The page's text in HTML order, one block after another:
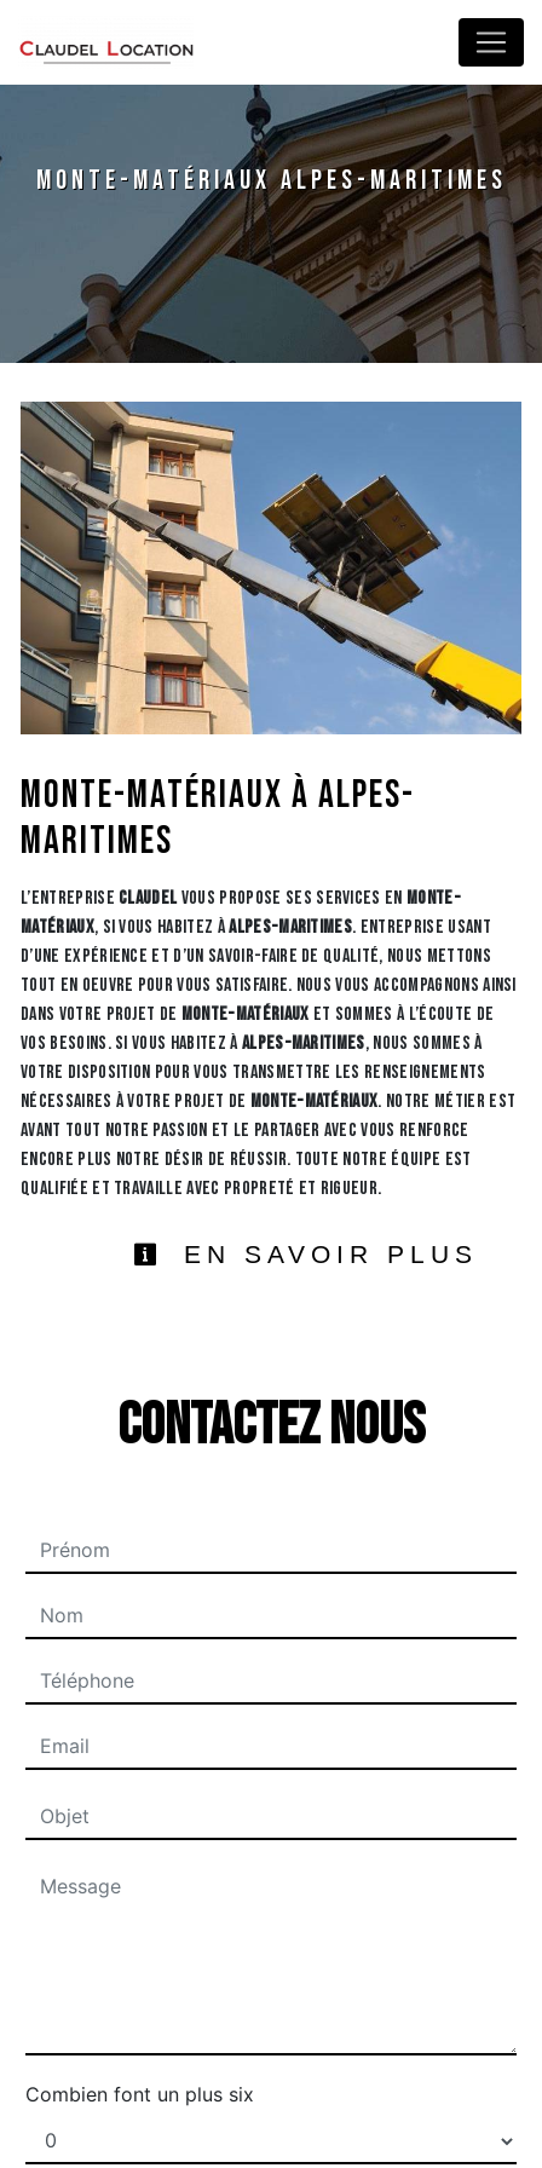
monte-matériaux Alpes-Maritimes
monte-matériaux à Alpes-
Maritimes
L’entreprise CLAUDELvous propose ses services en monte-
matériaux, si vous habitez àAlpes-Maritimes. Entreprise usant
d’une expérience et d’un savoir-faire de qualité, nous mettons
tout en oeuvre pour vous satisfaire. Nous vous accompagnons ainsi
dans votre projet de monte-matériaux et sommes à l’écoute de
vos besoins. Si vous habitez àAlpes-Maritimes, nous sommes à
votre disposition pour vous transmettre les renseignements
nécessaires à votre projet de monte-matériaux. Notre métier est
avant tout notre passion et le partager avec vous renforce
encore plus notre désir de réussir. Toute notre équipe est
qualifiée et travaille avec propreté et rigueur.
EN SAVOIR PLUS
Contactez nous
Combien font un plus six